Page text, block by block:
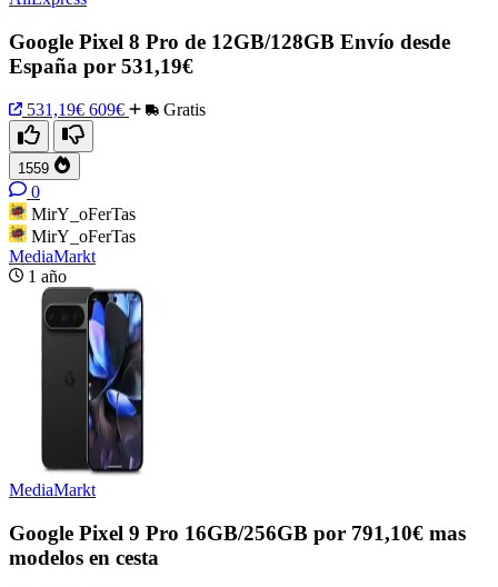
Google Pixel 8 Pro de 12GB/128GB Envío desde
España por 531,19€
531,19€ 609€ Gratis
1559
0
MirY_oFerTas
MirY_oFerTas
MediaMarkt
1 año
MediaMarkt
Google Pixel 9 Pro 16GB/256GB por 791,10€ mas
modelos en cesta